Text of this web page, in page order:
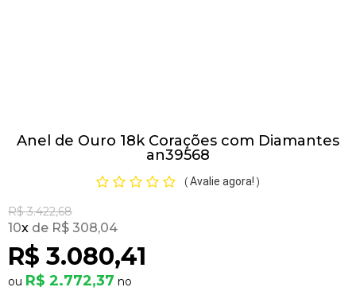
Anel de Ouro 18k Corações com Diamantes
an39568
( Avalie agora! )
R$ 3.422,68
R$ 3.080,41
10x R$ 308,04
R$ 2.772,37
Pedras Preciosas
OFERTAS